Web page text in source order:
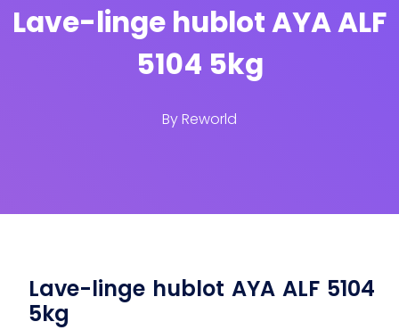
Lave-linge hublot AYA ALF
5104 5kg
ByReworld
Lave-linge hublot AYA ALF 5104
5kg